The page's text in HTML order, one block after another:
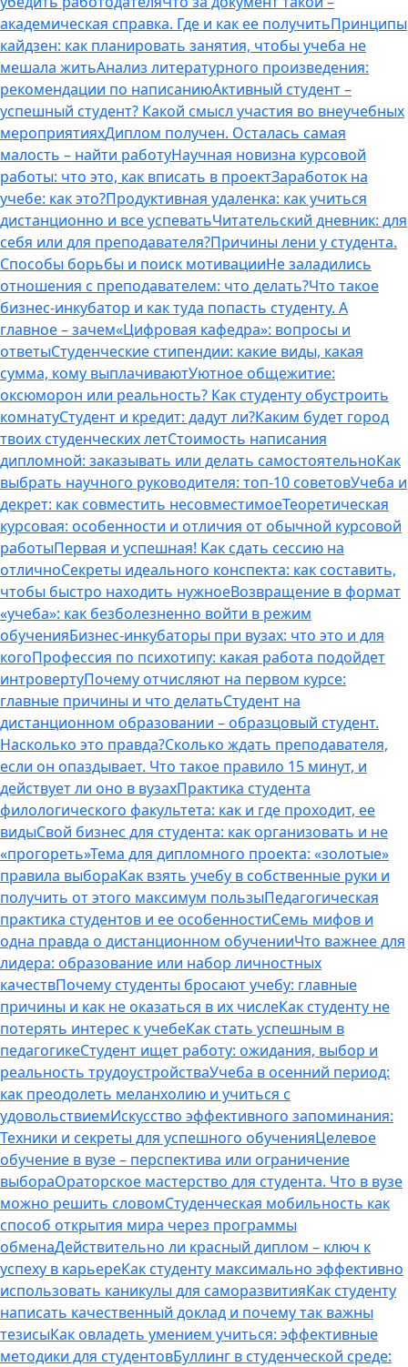
академическая справка. Где и как ее получитьПринципы
кайдзен: как планировать занятия, чтобы учеба не
мешала житьАнализ литературного произведения:
рекомендации по написаниюАктивный студент –
успешный студент? Какой смысл участия во внеучебных
мероприятияхДиплом получен. Осталась самая
малость – найти работуНаучная новизна курсовой
работы: что это, как вписать в проектЗаработок на
учебе: как это?Продуктивная удаленка: как учиться
дистанционно и все успеватьЧитательский дневник: для
себя или для преподавателя?Причины лени у студента.
Способы борьбы и поиск мотивацииНе заладились
отношения с преподавателем: что делать?Что такое
бизнес-инкубатор и как туда попасть студенту. А
главное – зачем«Цифровая кафедра»: вопросы и
ответыСтуденческие стипендии: какие виды, какая
сумма, кому выплачиваютУютное общежитие:
оксюморон или реальность? Как студенту обустроить
комнатуСтудент и кредит: дадут ли?Каким будет город
твоих студенческих летСтоимость написания
дипломной: заказывать или делать самостоятельноКак
выбрать научного руководителя: топ-10 советовУчеба и
декрет: как совместить несовместимоеТеоретическая
курсовая: особенности и отличия от обычной курсовой
работыПервая и успешная! Как сдать сессию на
отличноСекреты идеального конспекта: как составить,
чтобы быстро находить нужноеВозвращение в формат
«учеба»: как безболезненно войти в режим
обученияБизнес-инкубаторы при вузах: что это и для
когоПрофессия по психотипу: какая работа подойдет
интровертуПочему отчисляют на первом курсе:
главные причины и что делатьСтудент на
дистанционном образовании – образцовый студент.
Насколько это правда?Сколько ждать преподавателя,
если он опаздывает. Что такое правило 15 минут, и
действует ли оно в вузахПрактика студента
филологического факультета: как и где проходит, ее
видыСвой бизнес для студента: как организовать и не
«прогореть»Тема для дипломного проекта: «золотые»
правила выбораКак взять учебу в собственные руки и
получить от этого максимум пользыПедагогическая
практика студентов и ее особенностиСемь мифов и
одна правда о дистанционном обученииЧто важнее для
лидера: образование или набор личностных
качествПочему студенты бросают учебу: главные
причины и как не оказаться в их числеКак студенту не
потерять интерес к учебеКак стать успешным в
педагогикеСтудент ищет работу: ожидания, выбор и
реальность трудоустройстваУчеба в осенний период:
как преодолеть меланхолию и учиться с
удовольствиемИскусство эффективного запоминания:
Техники и секреты для успешного обученияЦелевое
обучение в вузе – перспектива или ограничение
выбораОраторское мастерство для студента. Что в вузе
можно решить словомСтуденческая мобильность как
способ открытия мира через программы
обменаДействительно ли красный диплом – ключ к
успеху в карьереКак студенту максимально эффективно
использовать каникулы для саморазвитияКак студенту
написать качественный доклад и почему так важны
тезисыКак овладеть умением учиться: эффективные
методики для студентовБуллинг в студенческой среде: